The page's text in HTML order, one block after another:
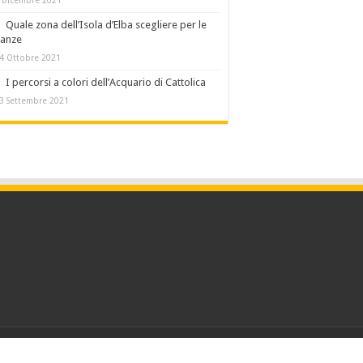
Quale zona dell’Isola d’Elba scegliere per le
Ottobre 2021
I percorsi a colori dell’Acquario di Cattolica
Settembre 2021